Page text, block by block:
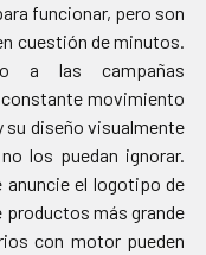
funcionar, pero son
cuestión de minutos.
a las campañas
constante movimiento
su diseño visualmente
los puedan ignorar.
anuncie el logotipo de
productos más grande
con motor pueden